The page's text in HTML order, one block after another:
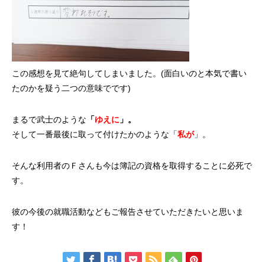
この感想を見て絶句してしまいました。(面白いのと本気で書い
たのかを疑う二つの意味でです)
まるで武士のような 「ゆえに 」。
そして一番最後に取って付けたかのような「私が」。
そんな利用者のＦさんも今は簿記の資格を取得することに必死で
す。
彼の今後の就職活動などもご報告させていただきたいと思いま
す！